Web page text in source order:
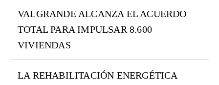
VALGRANDE ALCANZA EL ACUERDO
TOTAL PARA IMPULSAR 8.600
VIVIENDAS
LA REHABILITACIÓN ENERGÉTICA